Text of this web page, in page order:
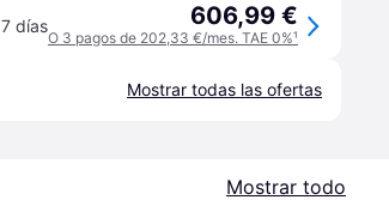
7 días 606,99 €
O 3 pagos de 202,33 €/mes. TAE 0%¹
Mostrar todas las ofertas
Mostrar todo